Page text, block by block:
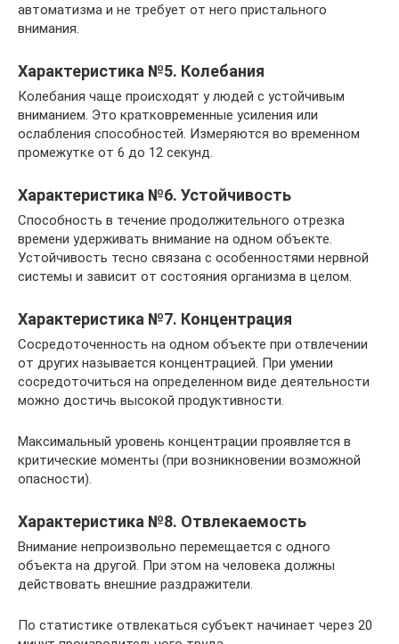
автоматизма и не требует от него пристального
внимания.
Характеристика №5. Колебания
Колебания чаще происходят у людей с устойчивым
вниманием. Это кратковременные усиления или
ослабления способностей. Измеряются во временном
промежутке от 6 до 12 секунд.
Характеристика №6. Устойчивость
Способность в течение продолжительного отрезка
времени удерживать внимание на одном объекте.
Устойчивость тесно связана с особенностями нервной
системы и зависит от состояния организма в целом.
Характеристика №7. Концентрация
Сосредоточенность на одном объекте при отвлечении
от других называется концентрацией. При умении
сосредоточиться на определенном виде деятельности
можно достичь высокой продуктивности.
Максимальный уровень концентрации проявляется в
критические моменты (при возникновении возможной
опасности).
Характеристика №8. Отвлекаемость
Внимание непроизвольно перемещается с одного
объекта на другой. При этом на человека должны
действовать внешние раздражители.
По статистике отвлекаться субъект начинает через 20